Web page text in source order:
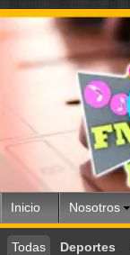
Inicio Nosotros
Todas Deportes